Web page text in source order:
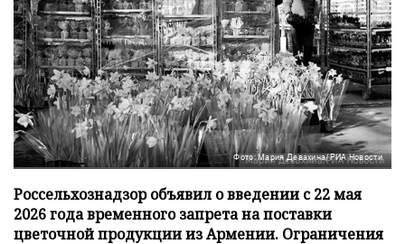
Фото: Мария Девахина/РИА Новости
Россельхознадзор объявил о введении с 22 мая
2026 года временного запрета на поставки
цветочной продукции из Армении. Ограничения